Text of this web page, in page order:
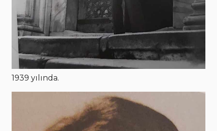
1939 yılında.